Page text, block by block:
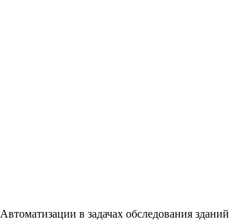
в задачах обследования зданий